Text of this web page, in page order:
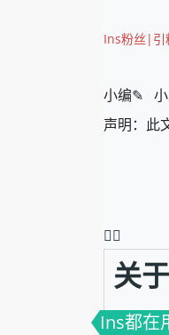
Ins粉丝|引
小编✎ 小
声明：此
❤️‍🔥
关
Ins都在